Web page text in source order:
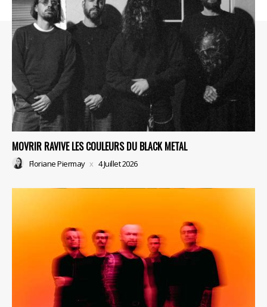
MOVRIR RAVIVE LES COULEURS DU BLACK METAL
Floriane Piermay 4 Juillet 2026